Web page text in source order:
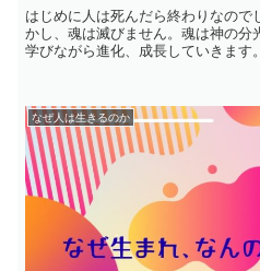
はじめに人は死んだら終わりなので
かし、魂は滅びません。魂は神の分
学びながら進化、成長していきます
なぜ人は生きるのか